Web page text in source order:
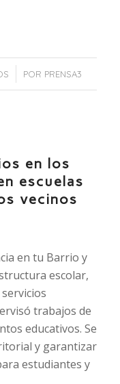
POR PRENSA3
en los
escuelas
vecinos
en tu Barrio y
escolar,
trabajos de
educativos. Se
y garantizar
estudiantes y